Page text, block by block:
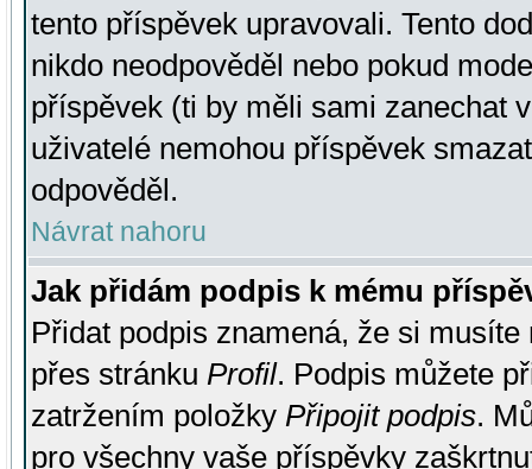
tento příspěvek upravovali. Tento
nikdo neodpověděl nebo pokud
příspěvek (ti by měli sami zanechat
uživatelé nemohou příspěvek
odpověděl.
Návrat nahoru
Jak přidám podpis k mému
Přidat podpis znamená, že si
přes stránku Profil. Podpis můžete
zatržením položky Připojit podpis.
pro všechny vaše příspěvky